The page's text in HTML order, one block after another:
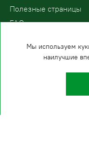
Полезные страницы
FAQ
Мы используем
наилучшие